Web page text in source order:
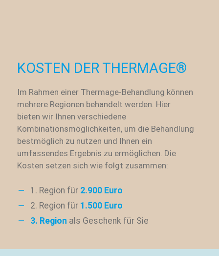
KOSTEN DER THERMAGE®
Im Rahmen einer Thermage-Behandlung können
mehrere Regionen behandelt werden. Hier
bieten wir Ihnen verschiedene
Kombinationsmöglichkeiten, um die Behandlung
bestmöglich zu nutzen und Ihnen ein
umfassendes Ergebnis zu ermöglichen. Die
Kosten setzen sich wie folgt zusammen:
1. Region für 2.900 Euro
2. Region für 1.500 Euro
3. Region als Geschenk für Sie